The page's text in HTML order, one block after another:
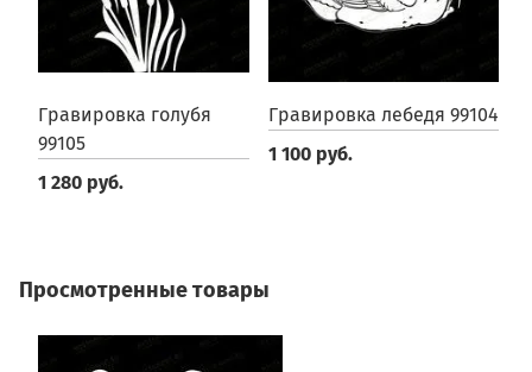
Гравировка голубя
99105
1 280 руб.
Гравировка лебедя 99104
1 100 руб.
Просмотренные товары